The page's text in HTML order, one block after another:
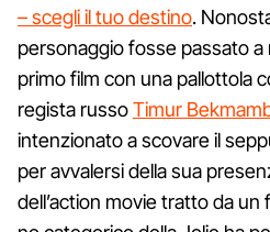
– scegli il tuo destino.
personaggio fosse passato a
primo film con una pallottola
regista russoTimur
intenzionato a scovare il
per avvalersi della sua
dell’action movie tratto da un